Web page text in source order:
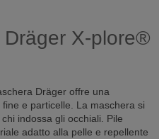
X-plore®
Dräger offre una
e particelle. La maschera si
indossa gli occhiali. Pile
adatto alla pelle e repellente